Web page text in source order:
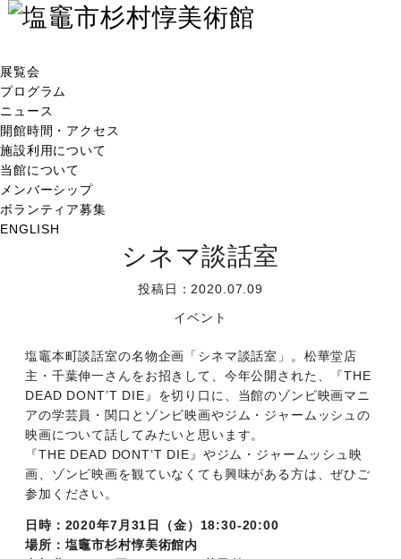
展覧会
プログラム
ニュース
開館時間・アクセス
施設利用について
当館について
メンバーシップ
ボランティア募集
ENGLISH
シネマ談話室
投稿日：2020.07.09
イベント
塩竈本町談話室の名物企画「シネマ談話室」。松華堂店
主・千葉伸一さんをお招きして、今年公開された、『THE
DEAD DONT’T DIE』を切り口に、当館のゾンビ映画マニ
アの学芸員・関口とゾンビ映画やジム・ジャームッシュの
映画について話してみたいと思います。
『THE DEAD DONT’T DIE』やジム・ジャームッシュ映
画、ゾンビ映画を観ていなくても興味がある方は、ぜひご
参加ください。
日時：2020年7月31日（金）18:30-20:00
場所：塩竈市杉村惇美術館内